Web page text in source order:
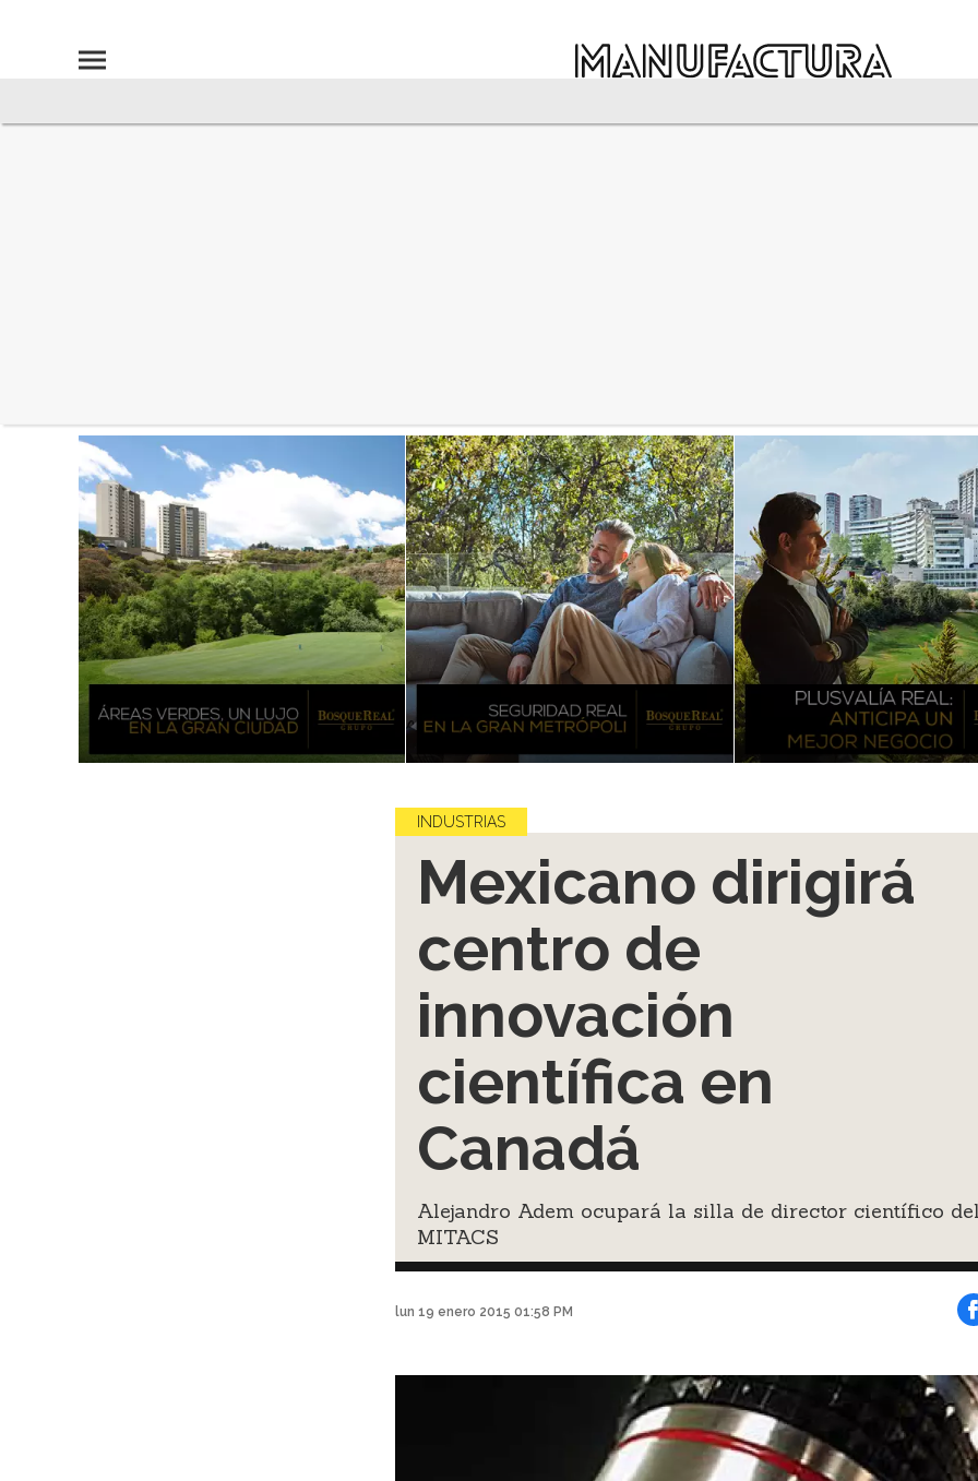
INDUSTRIAS
Mexicano dirigirá
centro de
innovación
científica en
Canadá
Alejandro Adem ocupará la silla de director científico del
MITACS
lun 19 enero 2015 01:58 PM